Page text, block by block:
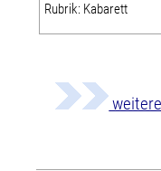
Rubrik: Kabarett